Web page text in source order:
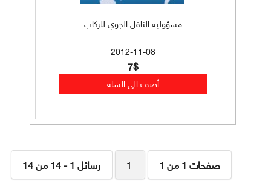
مسؤولية الناقل الجوي للركاب
2012-11-08
7$
رسائل 1 - 14 من 14 1 صفحات 1 من 1